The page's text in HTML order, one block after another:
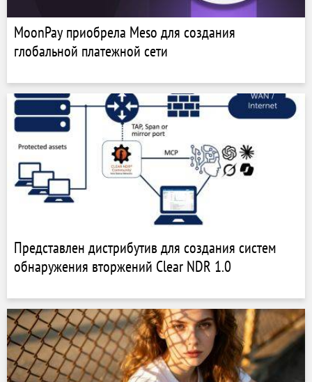
MoonPay приобрела Meso для создания
глобальной платежной сети
Представлен дистрибутив для создания систем
обнаружения вторжений Clear NDR 1.0